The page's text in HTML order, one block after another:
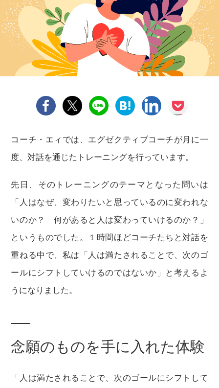
コーチ・エィでは、エグゼクティブコーチが月に一
度、対話を通じたトレーニングを行っています。
先日、そのトレーニングのテーマとなった問いは
「人はなぜ、変わりたいと思っているのに変われな
いのか？ 何があると人は変わっていけるのか？」
というものでした。１時間ほどコーチたちと対話を
重ねる中で、私は「人は満たされることで、次のゴ
ールにシフトしていけるのではないか」と考えるよ
うになりました。
念願のものを手に入れた体験
「人は満たされることで、次のゴールにシフトして